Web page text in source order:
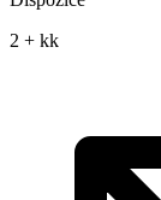
2 + kk